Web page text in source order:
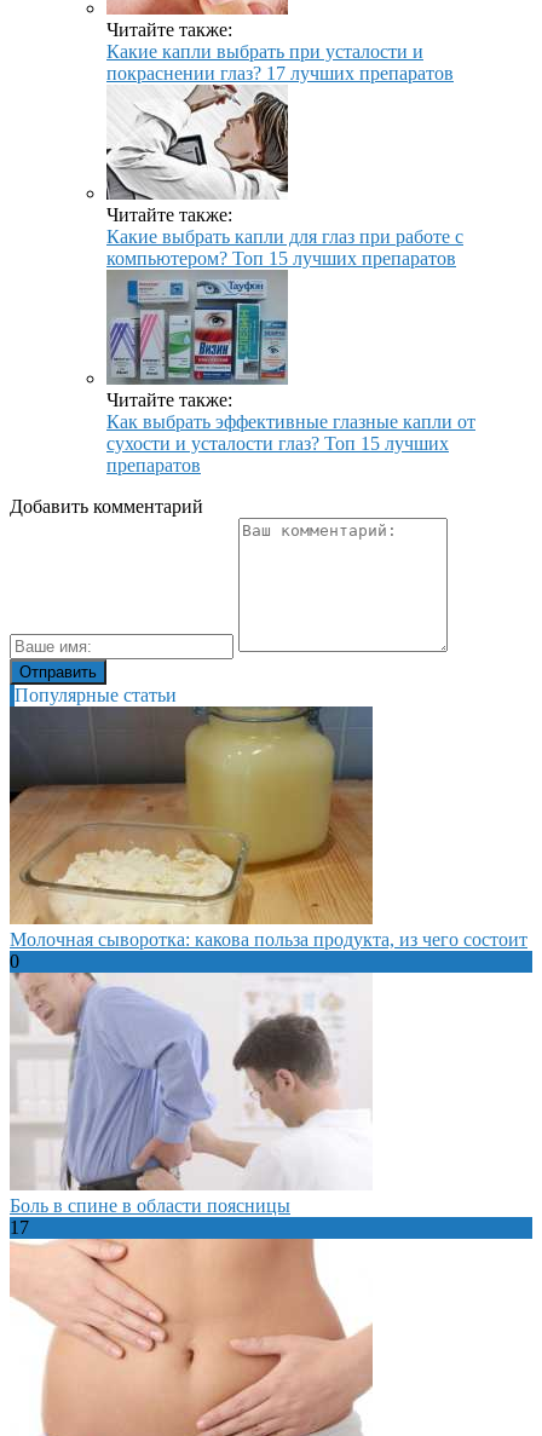
Читайте также:
Какие капли выбрать при усталости и
покраснении глаз? 17 лучших препаратов
Читайте также:
Какие выбрать капли для глаз при работе с
компьютером? Топ 15 лучших препаратов
Читайте также:
Как выбрать эффективные глазные капли от
сухости и усталости глаз? Топ 15 лучших
препаратов
Добавить комментарий
Популярные статьи
Молочная сыворотка: какова польза продукта, из чего состоит
0
Боль в спине в области поясницы
17